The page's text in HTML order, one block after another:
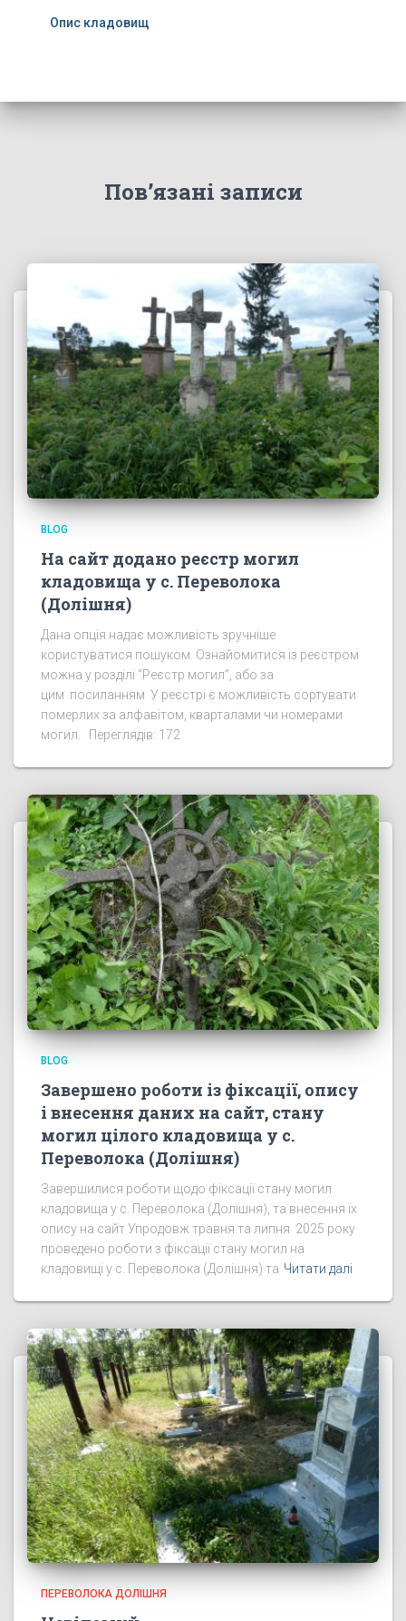
Опис кладовищ
Пов’язані записи
BLOG
На сайт додано реєстр могил
кладовища у с. Переволока
(Долішня)
Дана опція надає можливість зручніше
користуватися пошуком. Ознайомитися із реєстром
можна у розділі “Реєстр могил”, або за
цим посиланням У реєстрі є можливість сортувати
померлих за алфавітом, кварталами чи номерами
могил. Переглядів: 172
BLOG
Завершено роботи із фіксації, опису
і внесення даних на сайт, стану
могил цілого кладовища у с.
Переволока (Долішня)
Завершилися роботи щодо фіксації стану могил
кладовища у с. Переволока (Долішня), та внесення їх
опису на сайт Упродовж травня та липня 2025 року
проведено роботи з фіксації стану могил на
кладовищі у с. Переволока (Долішня) та Читати далі
ПЕРЕВОЛОКА ДОЛІШНЯ